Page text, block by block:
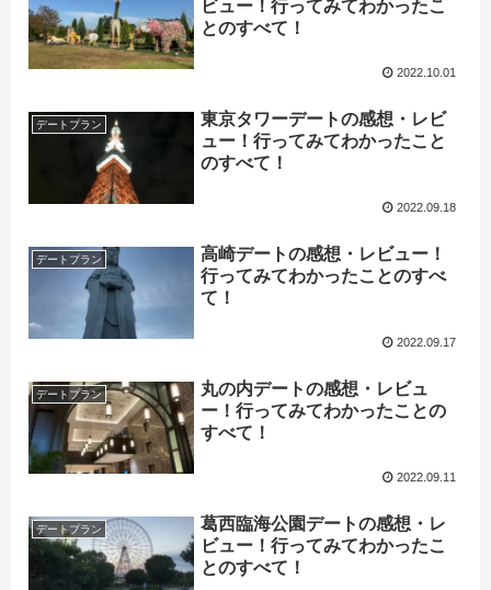
ビュー！行ってみてわかったこ
とのすべて！
2022.10.01
デートプラン
東京タワーデートの感想・レビ
ュー！行ってみてわかったこと
のすべて！
2022.09.18
デートプラン
高崎デートの感想・レビュー！
行ってみてわかったことのすべ
て！
2022.09.17
デートプラン
丸の内デートの感想・レビュ
ー！行ってみてわかったことの
すべて！
2022.09.11
デートプラン
葛西臨海公園デートの感想・レ
ビュー！行ってみてわかったこ
とのすべて！